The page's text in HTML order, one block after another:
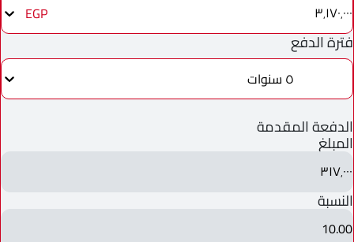
٣٬١٧٠٬٠٠٠ EGP
فترة الدفع
٥ سنوات
الدفعة المقدمة
المبلغ
٣١٧٬٠٠٠
النسبة
10.00